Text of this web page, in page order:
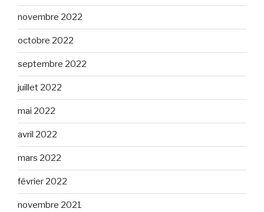
novembre 2022
octobre 2022
septembre 2022
juillet 2022
mai 2022
avril 2022
mars 2022
février 2022
novembre 2021